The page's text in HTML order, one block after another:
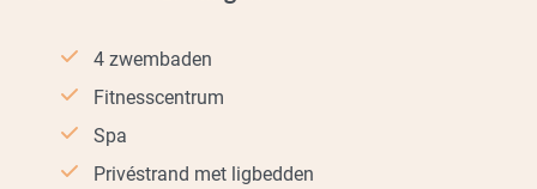
4 zwembaden
Fitnesscentrum
Spa
Privéstrand met ligbedden